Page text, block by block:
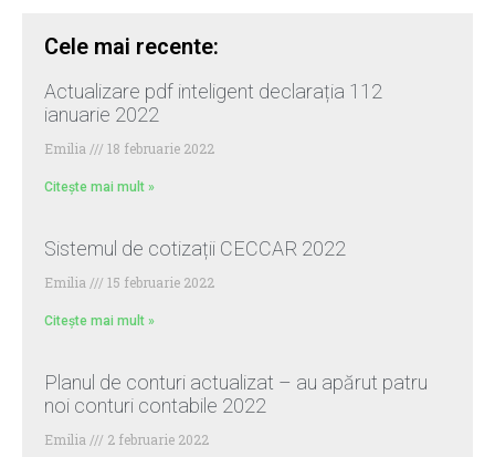
Cele mai recente:
Actualizare pdf inteligent declarația 112
ianuarie 2022
Emilia 18 februarie 2022
Citește mai mult »
Sistemul de cotizații CECCAR 2022
Emilia 15 februarie 2022
Citește mai mult »
Planul de conturi actualizat – au apărut patru
noi conturi contabile 2022
Emilia 2 februarie 2022